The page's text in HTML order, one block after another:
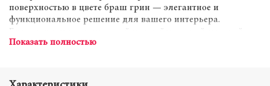
поверхностью в цвете браш грин — элегантное и
функциональное решение для вашего интерьера.
Благодаря стильному дизайну и нейтральной матовой
отделке, этот шкаф легко впишется в любой современный
организовать пространство и хранить вещи аккуратно и
Показать полностью